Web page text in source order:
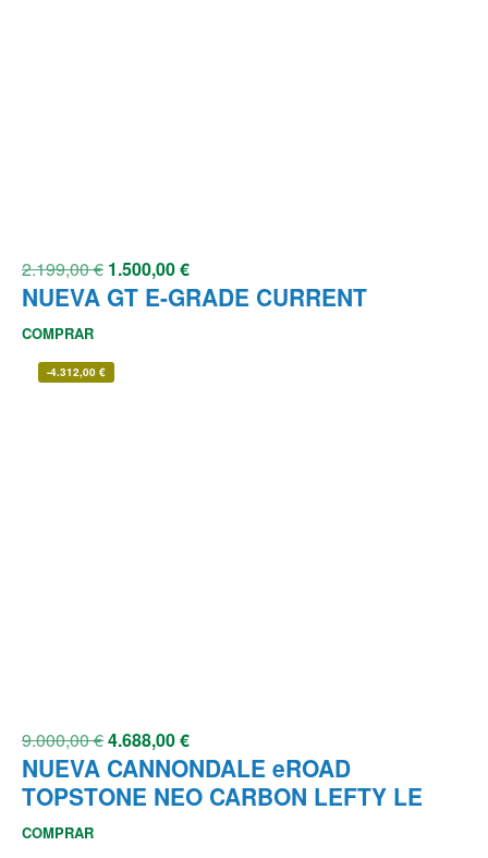
2.199,00€ 1.500,00€
NUEVA GT E-GRADE CURRENT
COMPRAR
-4.312,00 €
9.000,00€4.688,00€
NUEVA CANNONDALE eROAD
TOPSTONE NEO CARBON LEFTY LE
COMPRAR